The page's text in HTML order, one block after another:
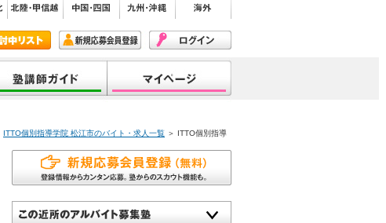
ITTO個別指導学院 松江市のバイト・求人一覧 ＞ ITTO個別指導